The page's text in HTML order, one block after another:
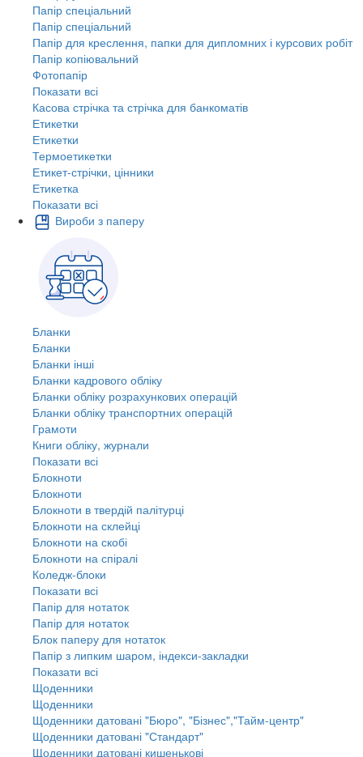
Папір спеціальний
Папір спеціальний
Папір для креслення, папки для дипломних і курсових робіт
Папір копіювальний
Фотопапір
Показати всі
Касова стрічка та стрічка для банкоматів
Етикетки
Етикетки
Термоетикетки
Етикет-стрічки, цінники
Етикетка
Показати всі
Вироби з паперу
Бланки
Бланки
Бланки інші
Бланки кадрового обліку
Бланки обліку розрахункових операцій
Бланки обліку транспортних операцій
Грамоти
Книги обліку, журнали
Показати всі
Блокноти
Блокноти
Блокноти в твердій палітурці
Блокноти на склейці
Блокноти на скобі
Блокноти на спіралі
Коледж-блоки
Показати всі
Папір для нотаток
Папір для нотаток
Блок паперу для нотаток
Папір з липким шаром, індекси-закладки
Показати всі
Щоденники
Щоденники
Щоденники датовані "Бюро", "Бізнес","Тайм-центр"
Щоденники датовані "Стандарт"
Щоденники датовані кишенькові